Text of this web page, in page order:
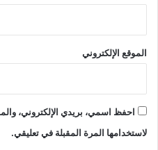
الموقع الإلكتروني
احفظ اسمي، بريدي الإلكتروني،
لاستخدامها المرة المقبلة في تعليقي.